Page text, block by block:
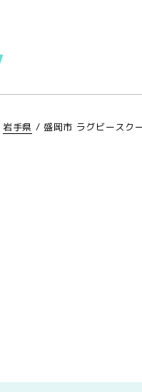
岩手県 / 盛岡市 ラグビースク